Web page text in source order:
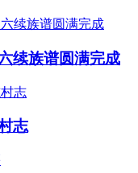
续族谱圆满完成
志